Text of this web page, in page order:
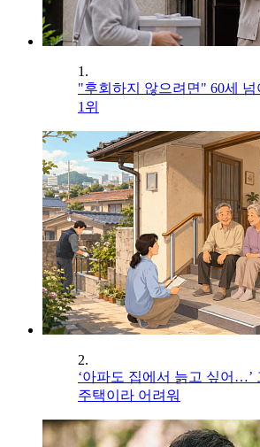
1.
"후회하지 않으려면" 60세
1위
2.
‘아파도 집에서 늙고 싶어…’
주택이라 어려워